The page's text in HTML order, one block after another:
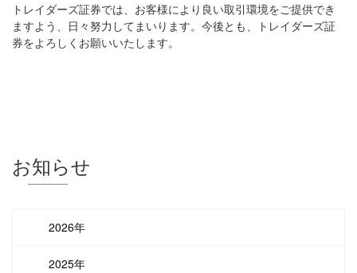
トレイダーズ証券では、お客様により良い取引環境をご提供でき
ますよう、日々努力してまいります。今後とも、トレイダーズ証
券をよろしくお願いいたします。
お知らせ
2026年
2025年